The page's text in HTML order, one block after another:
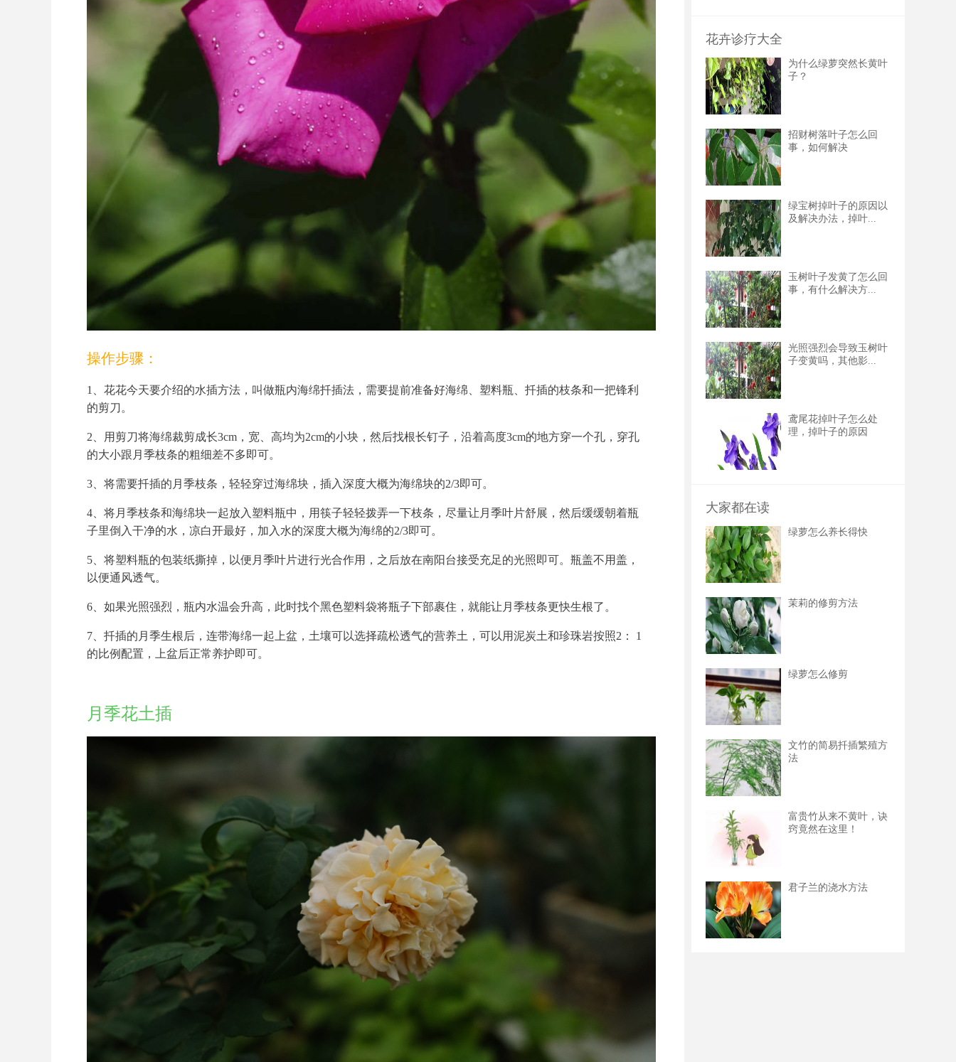
操作步骤：
1、花花今天要介绍的水插方法，叫做瓶内海绵扦插法，需要提前准备好海绵、塑料瓶、扦插的枝条和一把锋利
的剪刀。
2、用剪刀将海绵裁剪成长3cm，宽、高均为2cm的小块，然后找根长钉子，沿着高度3cm的地方穿一个孔，穿孔
的大小跟月季枝条的粗细差不多即可。
3、将需要扦插的月季枝条，轻轻穿过海绵块，插入深度大概为海绵块的2/3即可。
4、将月季枝条和海绵块一起放入塑料瓶中，用筷子轻轻拨弄一下枝条，尽量让月季叶片舒展，然后缓缓朝着瓶
子里倒入干净的水，凉白开最好，加入水的深度大概为海绵的2/3即可。
5、将塑料瓶的包装纸撕掉，以便月季叶片进行光合作用，之后放在南阳台接受充足的光照即可。瓶盖不用盖，
以便通风透气。
6、如果光照强烈，瓶内水温会升高，此时找个黑色塑料袋将瓶子下部裹住，就能让月季枝条更快生根了。
7、扦插的月季生根后，连带海绵一起上盆，土壤可以选择疏松透气的营养土，可以用泥炭土和珍珠岩按照2： 1
的比例配置，上盆后正常养护即可。
月季花土插
花卉诊疗大全
为什么绿萝突然长黄叶
子？
招财树落叶子怎么回
事，如何解决
绿宝树掉叶子的原因以
及解决办法，掉叶...
玉树叶子发黄了怎么回
事，有什么解决方...
光照强烈会导致玉树叶
子变黄吗，其他影...
鸢尾花掉叶子怎么处
理，掉叶子的原因
大家都在读
绿萝怎么养长得快
茉莉的修剪方法
绿萝怎么修剪
文竹的简易扦插繁殖方
法
富贵竹从来不黄叶，诀
窍竟然在这里！
君子兰的浇水方法